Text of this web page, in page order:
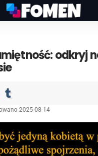
odkryj
2025-08-14